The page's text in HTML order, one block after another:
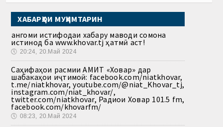
ХАБАРҲОИ МУҲИМТАРИН
Ҳангоми истифодаи хабару маводи сомона
истинод ба www.khovar.tj ҳатмӣ аст!
🕔 20:24, 20.Май 2024
Саҳифаҳои расмии АМИТ «Ховар» дар
шабакаҳои иҷтимоӣ: facebook.com/niatkhovar,
t.me/niatkhovar, youtube.com/@niat_Khovar_tj,
instagram.com/niat_khovar/,
twitter.com/niatkhovar, Радиои Ховар 101.5 fm,
facebook.com/khovarfm/
🕔 08:23, 20.Май 2024